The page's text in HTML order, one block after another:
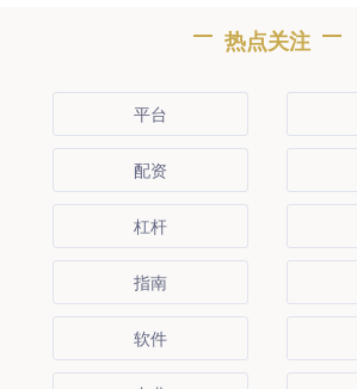
热点关注
平台
配资
杠杆
指南
软件